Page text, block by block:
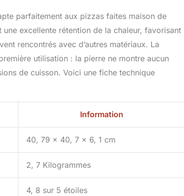
dans un four à température ambiante et de
: placer la pierre froide dans un four déjà
des fissures et ruiner totalement votre pizza,
notre garantie à vie est là pour vous
parfaitement aux pizzas faites maison de
excellente rétention de la chaleur, favorisant
rencontrés avec d’autres matériaux. La
utilisation : la pierre ne montre aucun
de cuisson. Voici une fiche technique
Information
40, 79 x 40, 7 x 6, 1 cm
2, 7 Kilogrammes
4, 8 sur 5 étoiles